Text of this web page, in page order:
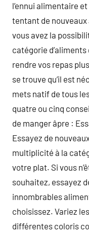
l’ennui alimentaire
tentant de
vous avez la
catégorie
rendre vos repas
se trouve qu’il est
mets natif de tous
quatre ou cinq
de manger âpre :
Essayez de
multiplicité à la
votre plat. Si vous
souhaitez, essayez
innombrables
choisissez. Variez
différentes coloris